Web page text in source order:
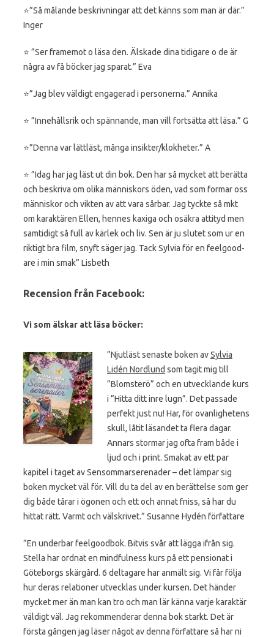
⭐️”Så målande beskrivningar att det känns som man är där.”
Inger
⭐️ ”Ser framemot o läsa den. Älskade dina tidigare o de är
några av få böcker jag sparat.” Eva
⭐️”Jag blev väldigt engagerad i personerna.” Annika
⭐️ ”Innehållsrik och spännande, man vill fortsätta att läsa.” G
⭐️”Denna var lättläst, många insikter/klokheter.” A
⭐️ ”Idag har jag läst ut din bok. Den har så mycket att berätta
och beskriva om olika människors öden, vad som formar oss
människor och vikten av att vara sårbar. Jag tyckte så mkt
om karaktären Ellen, hennes kaxiga och osäkra attityd men
samtidigt så full av kärlek och liv. Sen är ju slutet som ur en
riktigt bra film, snyft säger jag. Tack Sylvia för en feelgood-
are i min smak” Lisbeth
Recension från Facebook:
Vi som älskar att läsa böcker:
”Njutläst senaste boken avSylvia
Lidén Nordlund som tagit mig till
”Blomsterö” och en utvecklande kurs
i ”Hitta ditt inre lugn”. Det passade
perfekt just nu! Har, för ovanlighetens
skull, låtit läsandet ta flera dagar.
Annars stormar jag ofta fram både i
ljud och i print. Smakat av ett par
kapitel i taget av Sensommarserenader – det lämpar sig
boken mycket väl för. Vill du ta del av en berättelse som ger
dig både tårar i ögonen och ett och annat fniss, så har du
hittat rätt. Varmt och välskrivet.” Susanne Hydén författare
”En underbar feelgoodbok. Bitvis svår att lägga ifrån sig.
Stella har ordnat en mindfulness kurs på ett pensionat i
Göteborgs skärgård. 6 deltagare har anmält sig. Vi får följa
hur deras relationer utvecklas under kursen. Det händer
mycket mer än man kan tro och man lär känna varje karaktär
väldigt väl. Jag rekommenderar denna bok starkt. Det är
första gången jag läser något av denna författare så har ni